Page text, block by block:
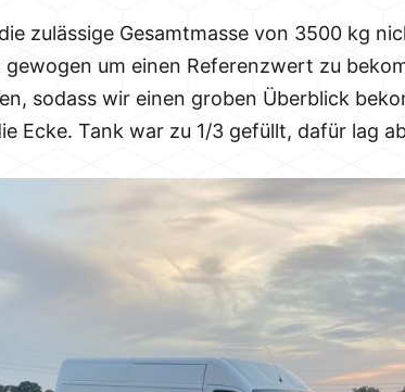
zulässige Gesamtmasse von 3500 kg
um einen Referenzwert zu
sodass wir einen groben Überblick
Ecke. Tank war zu 1/3 gefüllt, dafür lag